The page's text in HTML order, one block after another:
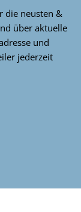
die neusten &
über aktuelle
und
jederzeit